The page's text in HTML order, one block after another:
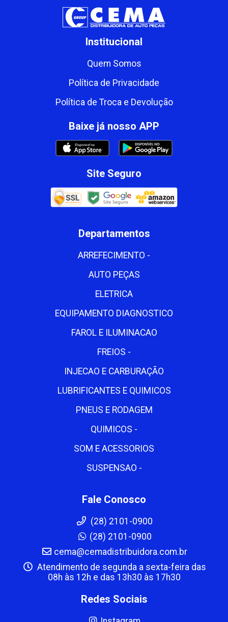
Institucional
Quem Somos
Política de Privacidade
Política de Troca e Devolução
Baixe já nosso APP
Site Seguro
Departamentos
ARREFECIMENTO -
AUTO PEÇAS
ELETRICA
EQUIPAMENTO DIAGNOSTICO
FAROL E ILUMINACAO
FREIOS -
INJECAO E CARBURAÇÃO
LUBRIFICANTES E QUIMICOS
PNEUS E RODAGEM
QUIMICOS -
SOM E ACESSORIOS
SUSPENSAO -
Fale Conosco
(28) 2101-0900
(28) 2101-0900
cema@cemadistribuidora.com.br
Atendimento de segunda a sexta-feira das
08h às 12h e das 13h30 às 17h30
Redes Sociais